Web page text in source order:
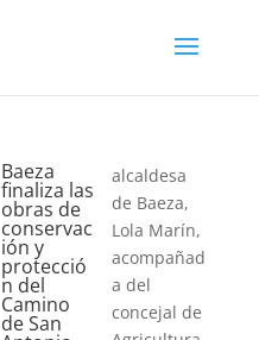
Baeza
finaliza las
obras de
conservac
ión y
protecció
n del
Camino
de San
alcaldesa
de Baeza,
Lola Marín,
acompañad
a del
concejal de